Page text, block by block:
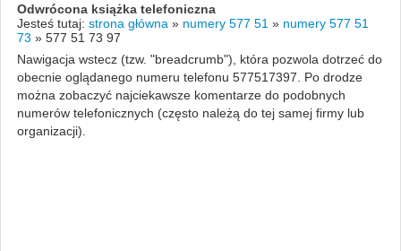
Odwrócona książka telefoniczna
Jesteś tutaj: strona główna » numery 577 51 » numery 577 51
73 » 577 51 73 97
Nawigacja wstecz (tzw. "breadcrumb"), która pozwola dotrzeć do
obecnie oglądanego numeru telefonu 577517397. Po drodze
można zobaczyć najciekawsze komentarze do podobnych
numerów telefonicznych (często należą do tej samej firmy lub
organizacji).